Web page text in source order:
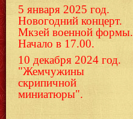
5 января 2025 год.
Новогодний концерт.
Мкзей военной формы.
Начало в 17.00.
10 декабря 2024 год.
"Жемчужины
скрипичной
миниатюры".